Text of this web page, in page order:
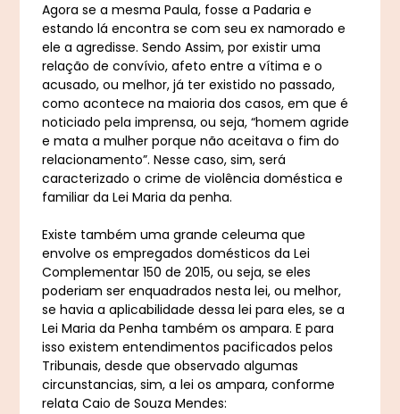
Agora se a mesma Paula, fosse a Padaria e
estando lá encontra se com seu ex namorado e
ele a agredisse. Sendo Assim, por existir uma
relação de convívio, afeto entre a vítima e o
acusado, ou melhor, já ter existido no passado,
como acontece na maioria dos casos, em que é
noticiado pela imprensa, ou seja, “homem agride
e mata a mulher porque não aceitava o fim do
relacionamento”. Nesse caso, sim, será
caracterizado o crime de violência doméstica e
familiar da Lei Maria da penha.
Existe também uma grande celeuma que
envolve os empregados domésticos da Lei
Complementar 150 de 2015, ou seja, se eles
poderiam ser enquadrados nesta lei, ou melhor,
se havia a aplicabilidade dessa lei para eles, se a
Lei Maria da Penha também os ampara. E para
isso existem entendimentos pacificados pelos
Tribunais, desde que observado algumas
circunstancias, sim, a lei os ampara, conforme
relata Caio de Souza Mendes: